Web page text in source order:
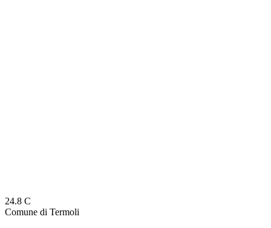
24.8 C
Comune di Termoli